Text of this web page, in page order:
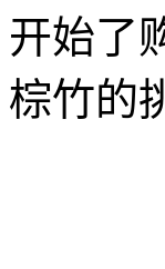
开始了
棕竹的